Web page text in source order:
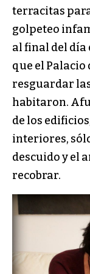
terracitas para
golpeteo
al final del día
que el
resguardar
habitaron.
de los
interiores,
descuido y el
recobrar.